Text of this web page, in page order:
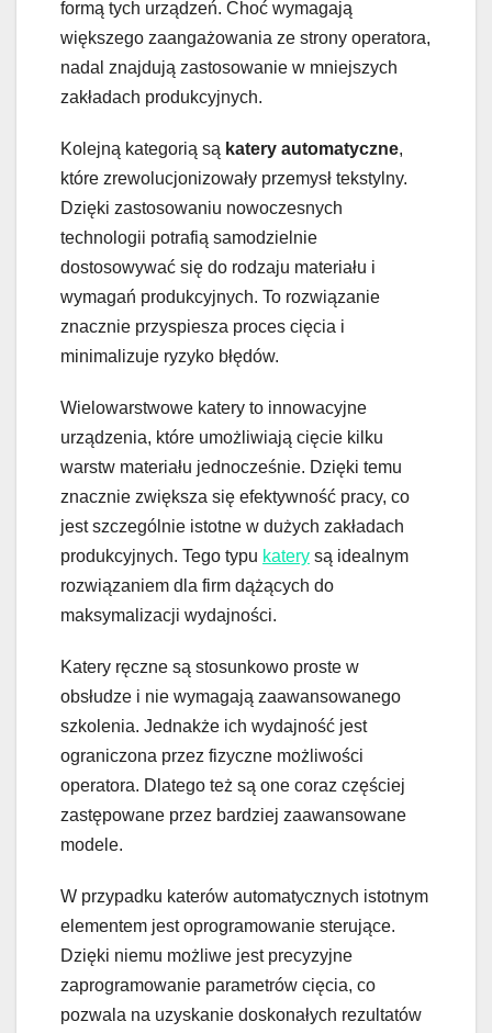
formą tych urządzeń. Choć wymagają
większego zaangażowania ze strony operatora,
nadal znajdują zastosowanie w mniejszych
zakładach produkcyjnych.
Kolejną kategorią są katery automatyczne,
które zrewolucjonizowały przemysł tekstylny.
Dzięki zastosowaniu nowoczesnych
technologii potrafią samodzielnie
dostosowywać się do rodzaju materiału i
wymagań produkcyjnych. To rozwiązanie
znacznie przyspiesza proces cięcia i
minimalizuje ryzyko błędów.
Wielowarstwowe katery to innowacyjne
urządzenia, które umożliwiają cięcie kilku
warstw materiału jednocześnie. Dzięki temu
znacznie zwiększa się efektywność pracy, co
jest szczególnie istotne w dużych zakładach
produkcyjnych. Tego typu katery są idealnym
rozwiązaniem dla firm dążących do
maksymalizacji wydajności.
Katery ręczne są stosunkowo proste w
obsłudze i nie wymagają zaawansowanego
szkolenia. Jednakże ich wydajność jest
ograniczona przez fizyczne możliwości
operatora. Dlatego też są one coraz częściej
zastępowane przez bardziej zaawansowane
modele.
W przypadku katerów automatycznych istotnym
elementem jest oprogramowanie sterujące.
Dzięki niemu możliwe jest precyzyjne
zaprogramowanie parametrów cięcia, co
pozwala na uzyskanie doskonałych rezultatów